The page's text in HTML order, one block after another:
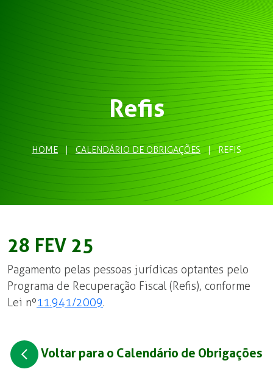
Refis
HOME | CALENDÁRIO DE OBRIGAÇÕES | REFIS
28 FEV 25
Pagamento pelas pessoas jurídicas optantes pelo
Programa de Recuperação Fiscal (Refis), conforme
Lei nº11.941/2009.
Voltar para o Calendário de Obrigações